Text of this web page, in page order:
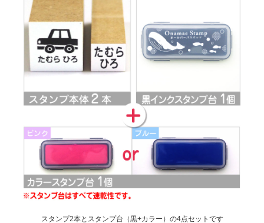
スタンプ2本とスタンプ台（黒+カラー）の4点セットです